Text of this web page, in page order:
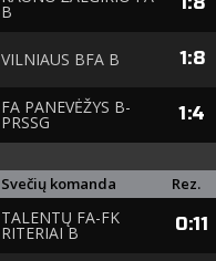
B
VILNIAUS BFA B 1:8
FA PANEVĖŽYS B-
PRSSG 1:4
Svečių komanda Rez.
TALENTŲ FA-FK
RITERIAI B 0:11